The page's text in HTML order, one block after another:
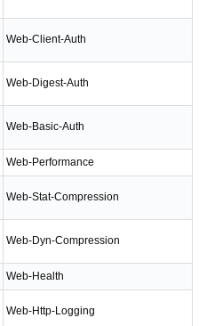
Web-Client-Auth
Web-Digest-Auth
Web-Basic-Auth
Web-Performance
Web-Stat-Compression
Web-Dyn-Compression
Web-Health
Web-Http-Logging